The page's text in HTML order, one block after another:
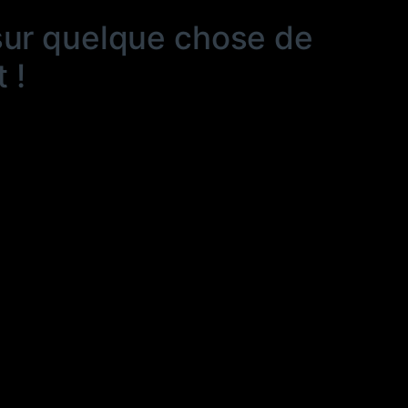
quelque chose de
!